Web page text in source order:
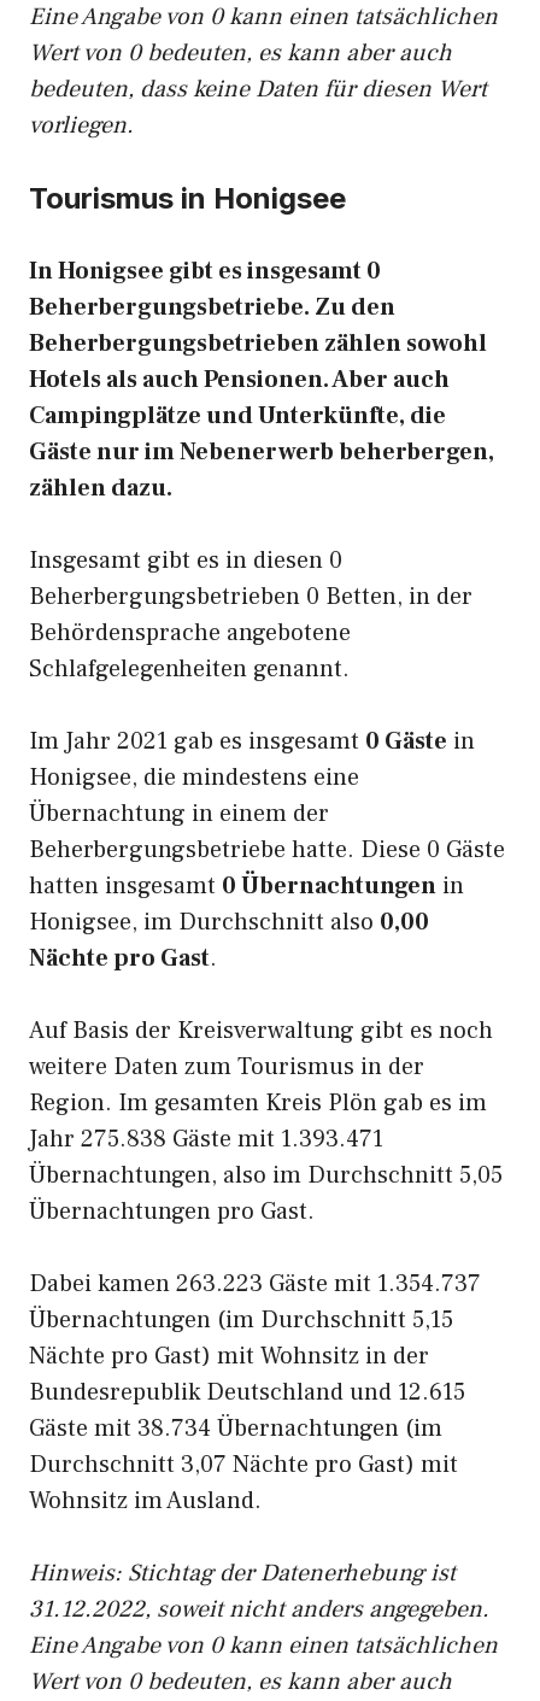
Eine Angabe von 0 kann einen tatsächlichen
Wert von 0 bedeuten, es kann aber auch
bedeuten, dass keine Daten für diesen Wert
vorliegen.
Tourismus in Honigsee
In Honigsee gibt es insgesamt 0
Beherbergungsbetriebe. Zu den
Beherbergungsbetrieben zählen sowohl
Hotels als auch Pensionen. Aber auch
Campingplätze und Unterkünfte, die
Gäste nur im Nebenerwerb beherbergen,
zählen dazu.
Insgesamt gibt es in diesen 0
Beherbergungsbetrieben 0 Betten, in der
Behördensprache angebotene
Schlafgelegenheiten genannt.
Im Jahr 2021 gab es insgesamt 0 Gäste in
Honigsee, die mindestens eine
Übernachtung in einem der
Beherbergungsbetriebe hatte. Diese 0 Gäste
hatten insgesamt 0 Übernachtungen in
Honigsee, im Durchschnitt also 0,00
Nächte pro Gast.
Auf Basis der Kreisverwaltung gibt es noch
weitere Daten zum Tourismus in der
Region. Im gesamten Kreis Plön gab es im
Jahr 275.838 Gäste mit 1.393.471
Übernachtungen, also im Durchschnitt 5,05
Übernachtungen pro Gast.
Dabei kamen 263.223 Gäste mit 1.354.737
Übernachtungen (im Durchschnitt 5,15
Nächte pro Gast) mit Wohnsitz in der
Bundesrepublik Deutschland und 12.615
Gäste mit 38.734 Übernachtungen (im
Durchschnitt 3,07 Nächte pro Gast) mit
Wohnsitz im Ausland.
Hinweis: Stichtag der Datenerhebung ist
31.12.2022, soweit nicht anders angegeben.
Eine Angabe von 0 kann einen tatsächlichen
Wert von 0 bedeuten, es kann aber auch